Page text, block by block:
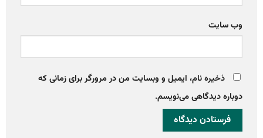
وب‌ سایت
ذخیره نام، ایمیل و وبسایت من در مرورگر برای زمانی که
دوباره دیدگاهی می‌نویسم.